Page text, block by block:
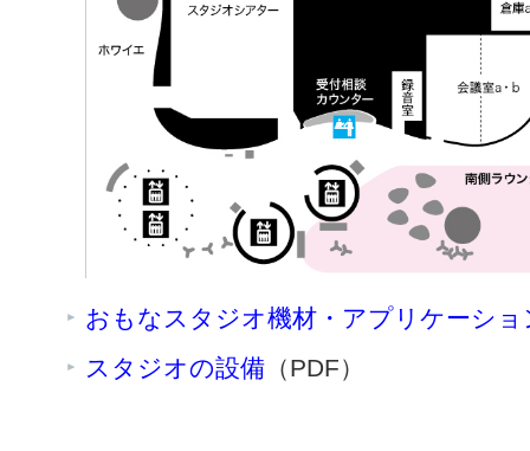
おもなスタジオ機材・アプリケーショ
スタジオの設備 （PDF）